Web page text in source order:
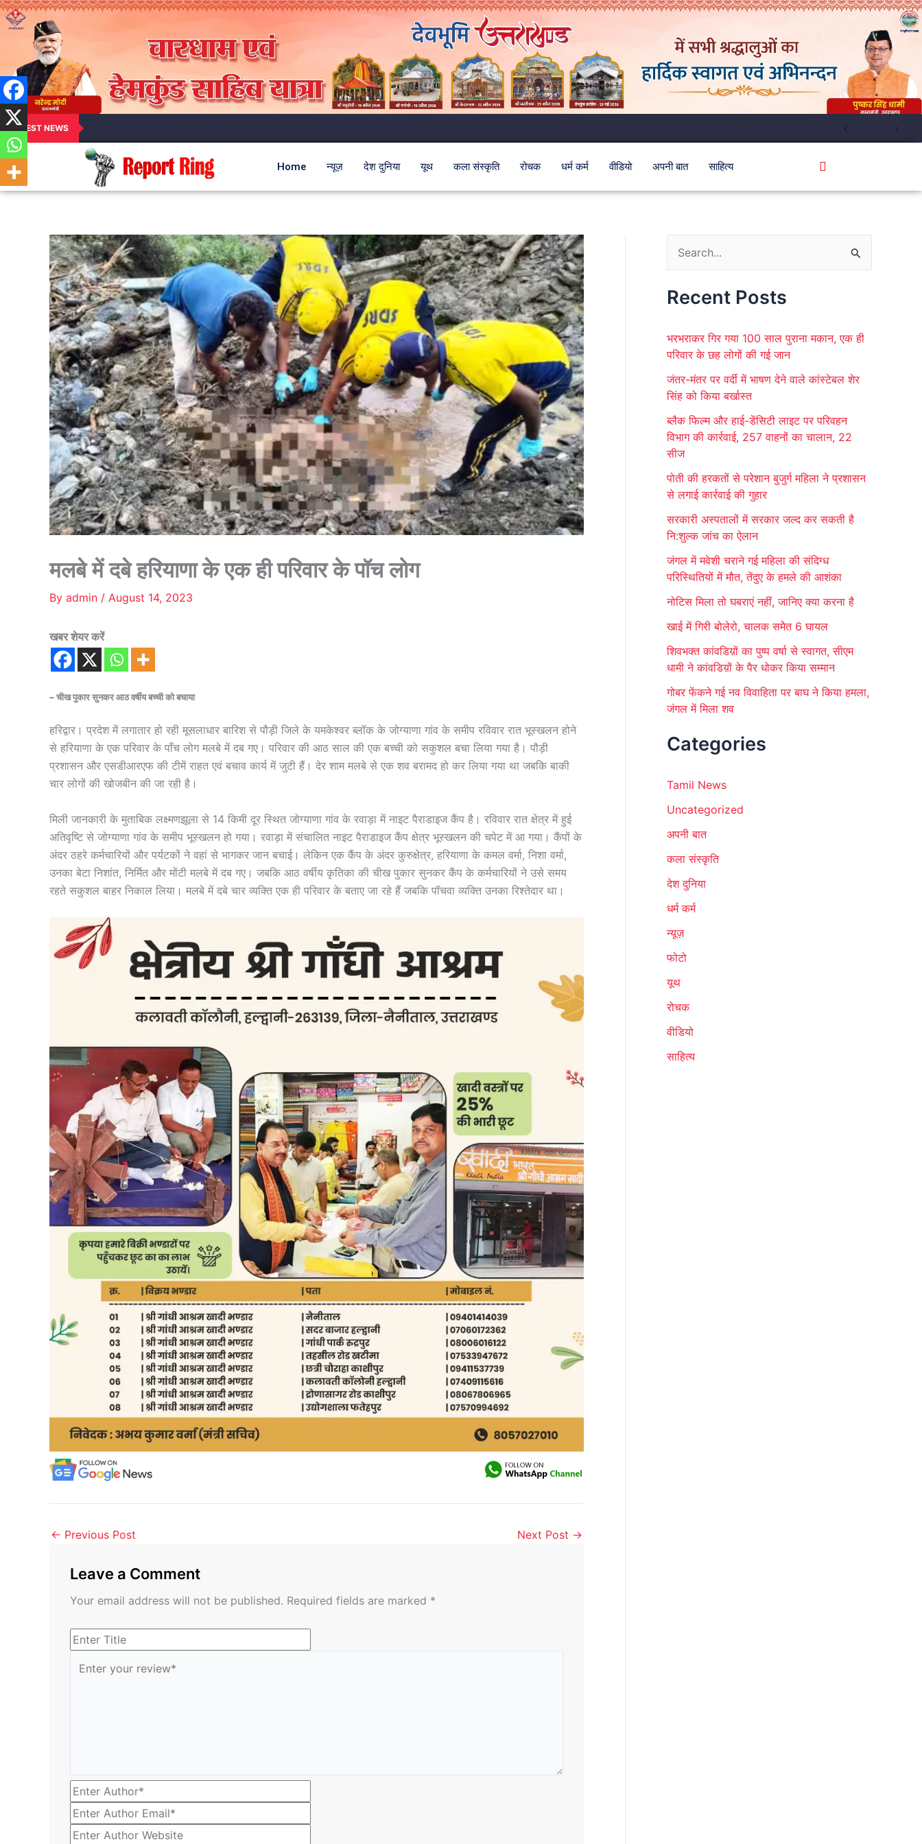
LATEST NEWS
Home न्यूज़ देश दुनिया यूथ कला संस्कृति रोचक धर्म कर्म वीडियो अपनी बात साहित्य
मलबे में दबे हरियाणा के एक ही परिवार के पॉच लोग
By admin / August 14, 2023
खबर शेयर करें
– चीख पुकार सुनकर आठ वर्षीय बच्ची को बचाया
हरिद्वार। प्रदेश में लगातार हो रही मूसलाधार बारिश से पौड़ी जिले के यमकेश्वर ब्लॉक के जोग्याणा गांव के समीप रविवार रात भूस्खलन होने
से हरियाणा के एक परिवार के पॉंच लोग मलबे में दब गए। परिवार की आठ साल की एक बच्ची को सकुशल बचा लिया गया है। पौड़ी
प्रशासन और एसडीआरएफ की टीमें राहत एवं बचाव कार्य में जुटी हैं। देर शाम मलबे से एक शव बरामद हो कर लिया गया था जबकि बाकी
चार लोगों की खोजबीन की जा रही है।
मिली जानकारी के मुताबिक लक्ष्मणझूला से 14 किमी दूर स्थित जोग्याणा गांव के रवाड़ा में नाइट पैराडाइज कैंप है। रविवार रात क्षेत्र में हुई
अतिवृष्टि से जोग्याणा गांव के समीप भूस्खलन हो गया। रवाड़ा में संचालित नाइट पैराडाइज कैंप क्षेत्र भूस्खलन की चपेट में आ गया। कैंपों के
अंदर ठहरे कर्मचारियों और पर्यटकों ने वहां से भागकर जान बचाई। लेकिन एक कैंप के अंदर कुरुक्षेत्र, हरियाणा के कमल वर्मा, निशा वर्मा,
उनका बेटा निशांत, निर्मित और मोंटी मलबे में दब गए। जबकि आठ वर्षीय कृतिका की चीख पुकार सुनकर कैंप के कर्मचारियों ने उसे समय
रहते सकुशल बाहर निकाल लिया। मलबे में दबे चार व्यक्ति एक ही परिवार के बताए जा रहे हैं जबकि पॉचवा व्यक्ति उनका रिश्तेदार था।
← Previous Post Next Post →
Leave a Comment
Your email address will not be published. Required fields are marked *
a
c
f
r
:
Recent Posts
भरभराकर गिर गया 100 साल पुराना मकान, एक ही
परिवार के छह लोगों की गई जान
जंतर-मंतर पर वर्दी में भाषण देने वाले कांस्टेबल शेर
सिंह को किया बर्खास्त
ब्लैक फिल्म और हाई-डेंसिटी लाइट पर परिवहन
विभाग की कार्रवाई, 257 वाहनों का चालान, 22
सीज
पोती की हरकतों से परेशान बुजुर्ग महिला ने प्रशासन
से लगाई कार्रवाई की गुहार
सरकारी अस्पतालों में सरकार जल्द कर सकती है
नि:शुल्क जांच का ऐलान
जंगल में मवेशी चराने गई महिला की संदिग्ध
परिस्थितियों में मौत, तेंदुए के हमले की आशंका
नोटिस मिला तो घबराएं नहीं, जानिए क्या करना है
खाई में गिरी बोलेरो, चालक समेेत 6 घायल
शिवभक्त कांवडिय़ों का पुष्प वर्षा से स्वागत, सीएम
धामी ने कांवडिय़ों के पैर धोकर किया सम्मान
गोबर फेंकने गई नव विवाहिता पर बाघ ने किया हमला,
जंगल में मिला शव
Categories
Tamil News
Uncategorized
अपनी बात
कला संस्कृति
देश दुनिया
धर्म कर्म
न्यूज़
फोटो
यूथ
रोचक
वीडियो
साहित्य